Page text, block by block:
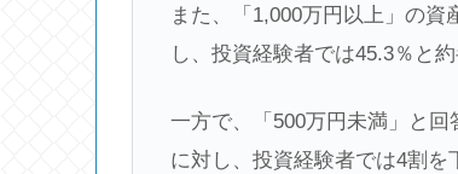
また、「1,000万円以上」の
し、投資経験者では45.3％と
一方で、「500万円未満」と
に対し、投資経験者では4割